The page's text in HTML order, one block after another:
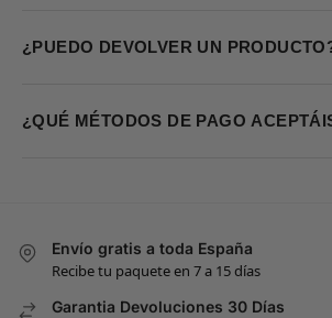
¿PUEDO DEVOLVER UN
¿QUÉ MÉTODOS DE PAGO
Envío gratis a toda España
Recibe tu paquete en 7 a 15 días
Garantia Devoluciones 30 Días